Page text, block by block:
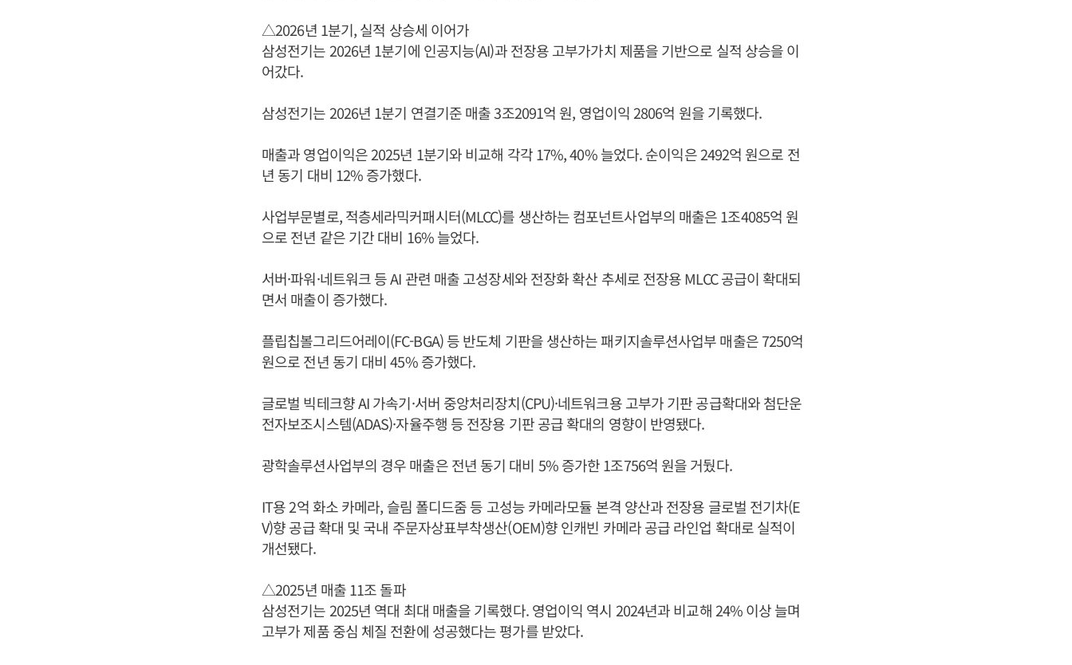
△2026년 1분기, 실적 상승세 이어가
삼성전기는 2026년 1분기에 인공지능(AI)과 전장용 고부가가치 제품을 기반으로 실적 상승을 이
어갔다.
삼성전기는 2026년 1분기 연결기준 매출 3조2091억 원, 영업이익 2806억 원을 기록했다.
매출과 영업이익은 2025년 1분기와 비교해 각각 17%, 40% 늘었다. 순이익은 2492억 원으로 전
년 동기 대비 12% 증가했다.
사업부문별로, 적층세라믹커패시터(MLCC)를 생산하는 컴포넌트사업부의 매출은 1조4085억 원
으로 전년 같은 기간 대비 16% 늘었다.
서버·파워·네트워크 등 AI 관련 매출 고성장세와 전장화 확산 추세로 전장용 MLCC 공급이 확대되
면서 매출이 증가했다.
플립칩볼그리드어레이(FC-BGA) 등 반도체 기판을 생산하는 패키지솔루션사업부 매출은 7250억
원으로 전년 동기 대비 45% 증가했다.
글로벌 빅테크향 AI 가속기·서버 중앙처리장치(CPU)·네트워크용 고부가 기판 공급확대와 첨단운
전자보조시스템(ADAS)·자율주행 등 전장용 기판 공급 확대의 영향이 반영됐다.
광학솔루션사업부의 경우 매출은 전년 동기 대비 5% 증가한 1조756억 원을 거뒀다.
IT용 2억 화소 카메라, 슬림 폴디드줌 등 고성능 카메라모듈 본격 양산과 전장용 글로벌 전기차(E
V)향 공급 확대 및 국내 주문자상표부착생산(OEM)향 인캐빈 카메라 공급 라인업 확대로 실적이
개선됐다.
△2025년 매출 11조 돌파
삼성전기는 2025년 역대 최대 매출을 기록했다. 영업이익 역시 2024년과 비교해 24% 이상 늘며
고부가 제품 중심 체질 전환에 성공했다는 평가를 받았다.